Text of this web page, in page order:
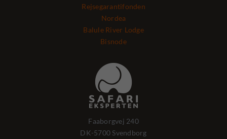
Rejsegarantifonden
Nordea
Balule River Lodge
Bisnode
Faaborgvej 240
DK-5700 Svendborg